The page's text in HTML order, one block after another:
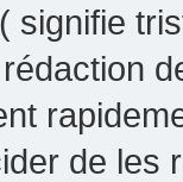
signifie
de les